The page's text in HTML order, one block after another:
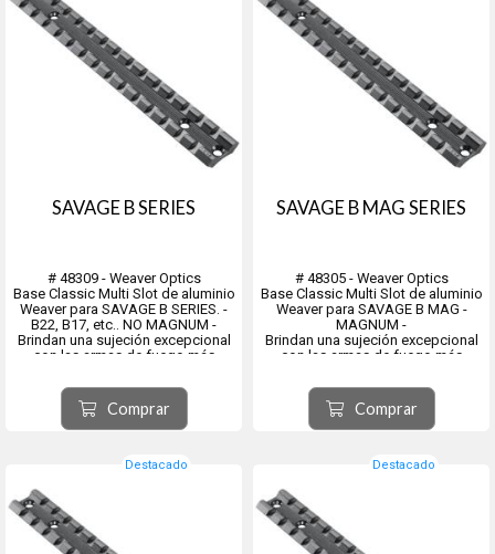
SAVAGE B SERIES
# 48309 - Weaver Optics
Base Classic Multi Slot de aluminio
Weaver para SAVAGE B SERIES. -
B22, B17, etc.. NO MAGNUM -
Brindan una sujeción excepcional
con las armas de fuego más
Están fabricados con aluminio de
calidad aeronáutica según
estándares precisos para resistir
u...
Comprar
SAVAGE B MAG SERIES
# 48305 - Weaver Optics
Base Classic Multi Slot de aluminio
Weaver para SAVAGE B MAG -
MAGNUM -
Brindan una sujeción excepcional
con las armas de fuego más
Están fabricados con aluminio de
calidad aeronáutica según
estándares precisos para resistir
un retroceso abusivo sin...
Comprar
Destacado Destacado